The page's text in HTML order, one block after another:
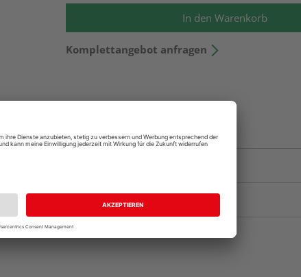
In den Warenkorb
Komplettangebot anfragen